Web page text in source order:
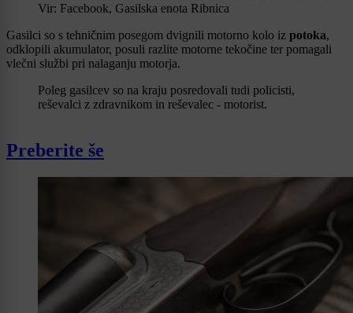
Vir: Facebook, Gasilska enota Ribnica
Gasilci so s tehničnim posegom dvignili motorno kolo iz potoka,
odklopili akumulator, posuli razlite motorne tekočine ter pomagali
vlečni službi pri nalaganju motorja.
Poleg gasilcev so na kraju posredovali tudi policisti,
reševalci z zdravnikom in reševalec - motorist.
Preberite še